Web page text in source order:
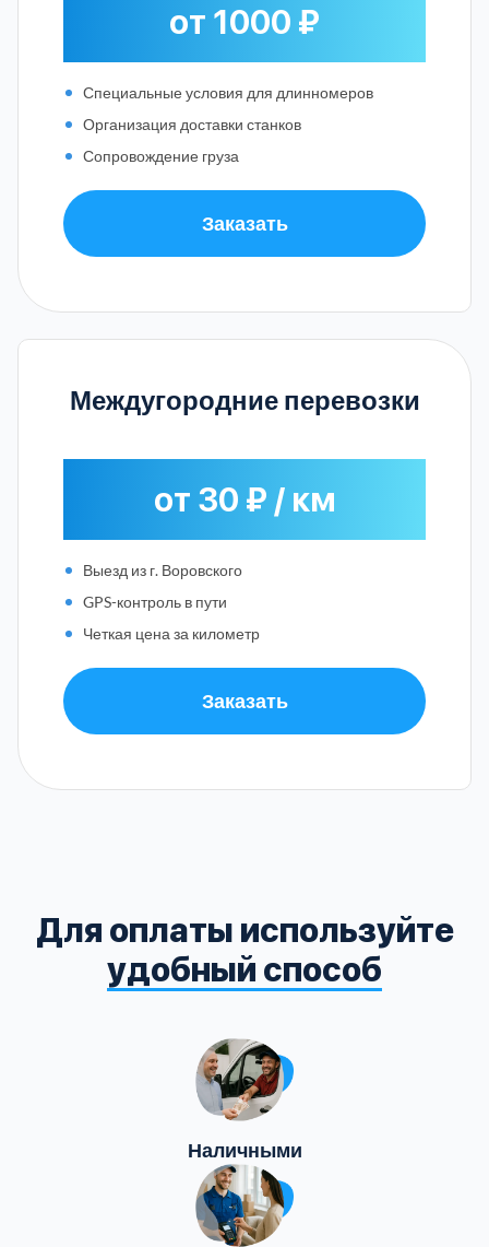
от 1000 ₽
Специальные условия для длинномеров
Организация доставки станков
Сопровождение груза
Заказать
Междугородние перевозки
от 30 ₽ / км
Выезд из г. Воровского
GPS-контроль в пути
Четкая цена за километр
Заказать
Для оплаты используйте
удобный способ
Наличными